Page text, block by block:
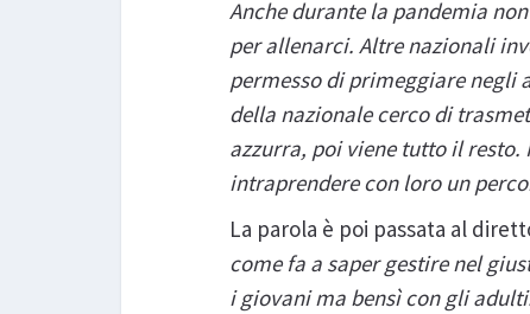
Anche durante la pandemia
per allenarci. Altre nazionali
permesso di primeggiare negli
della nazionale cerco di
azzurra, poi viene tutto il
intraprendere con loro un
La parola è poi passata al
come fa a saper gestire nel
i giovani ma bensì con gli